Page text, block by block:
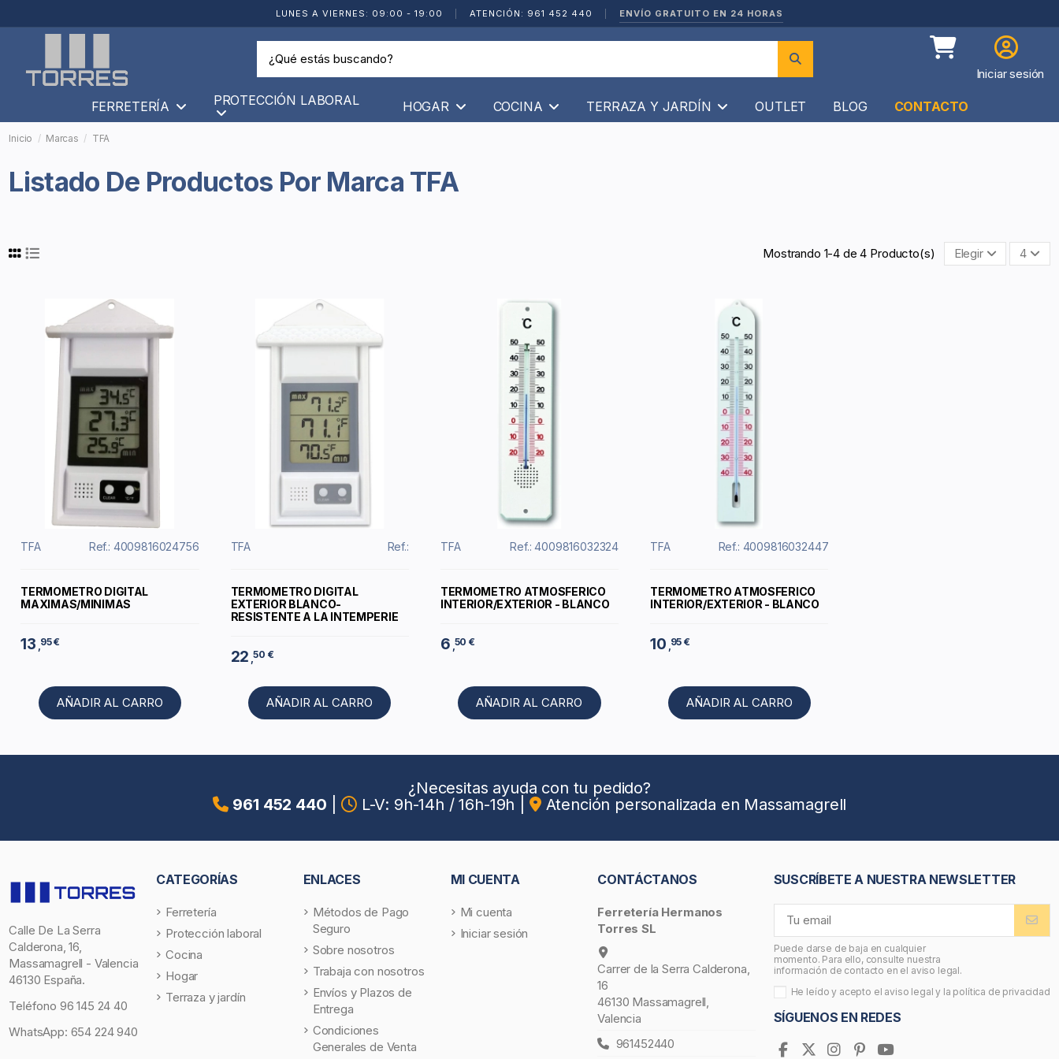
LUNES A VIERNES: 09:00 - 19:00 ATENCIÓN: 961 452 440 ENVÍO GRATUITO EN 24 HORAS
Iniciar sesión
FERRETERÍA PROTECCIÓN LABORAL HOGAR COCINA TERRAZA Y JARDÍN OUTLET BLOG CONTACTO
Inicio Marcas TFA
Listado De Productos Por Marca TFA
Mostrando 1-4 de 4 Producto(s) Elegir 4
TFA Ref.: 4009816024756
TERMOMETRO DIGITAL
MAXIMAS/MINIMAS
13 ,95 €
AÑADIR AL CARRO
TFA Ref.:
TERMOMETRO DIGITAL
EXTERIOR BLANCO-
RESISTENTE A LA INTEMPERIE
22 ,50 €
AÑADIR AL CARRO
TFA Ref.: 4009816032324
TERMOMETRO ATMOSFERICO
INTERIOR/EXTERIOR - BLANCO
6 ,50 €
AÑADIR AL CARRO
TFA Ref.: 4009816032447
TERMOMETRO ATMOSFERICO
INTERIOR/EXTERIOR - BLANCO
10 ,95 €
AÑADIR AL CARRO
¿Necesitas ayuda con tu pedido?
961 452 440
L-V: 9h-14h / 16h-19h Atención personalizada en Massamagrell
Calle De La Serra
Calderona, 16,
Massamagrell - Valencia
46130 España.
Teléfono 96 145 24 40
WhatsApp: 654 224 940
CATEGORÍAS
Ferretería
Protección laboral
Cocina
Hogar
Terraza y jardín
ENLACES
Métodos de Pago
Seguro
Sobre nosotros
Trabaja con nosotros
Envíos y Plazos de
Entrega
Condiciones
Generales de Venta
MI CUENTA
Mi cuenta
Iniciar sesión
CONTÁCTANOS
Ferretería Hermanos
Torres SL
Carrer de la Serra Calderona,
16
46130 Massamagrell,
Valencia
961452440
SUSCRÍBETE A NUESTRA NEWSLETTER
Puede darse de baja en cualquier
momento. Para ello, consulte nuestra
información de contacto en el aviso legal.
He leído y acepto el aviso legal y la política de privacidad
SÍGUENOS EN REDES